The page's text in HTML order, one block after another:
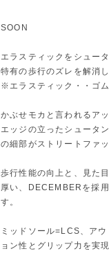
SOON
エラスティックをシュー
特有の歩行のズレを解消
※エラスティック・・ゴ
かぶせモカと言われるア
エッジの立ったシュータ
の細部がストリートファ
歩行性能の向上と、見た
厚い、DECEMBERを採
す。
ミッドソール=LCS、ア
ョン性とグリップ力を実